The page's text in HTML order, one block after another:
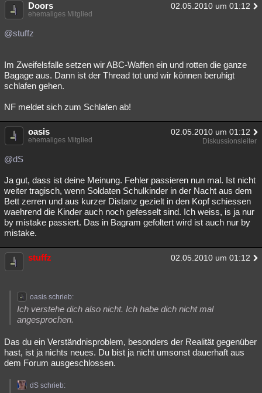
Doors 02.05.2010 um 01:12
ehemaliges Mitglied
@stuffz
Im Zweifelsfalle setzen wir ABC-Waffen ein und rotten die ganze
Bagage aus. Dann ist der Thread tot und wir können beruhigt
schlafen gehen.
NF meldet sich zum Schlafen ab!
oasis 02.05.2010 um 01:12
ehemaliges Mitglied Diskussionsleiter
@dS
Ja gut, dass ist deine Meinung. Fehler passieren nun mal. Ist nicht
weiter tragisch, wenn Soldaten Schulkinder in der Nacht aus dem
Bett zerren und aus kurzer Distanz gezielt in den Kopf schiessen
waehrend die Kinder auch noch gefesselt sind. Ich weiss, is ja nur
by mistake passiert. Das in Bagram gefoltert wird ist auch nur by
mistake.
stuffz 02.05.2010 um 01:12
oasis schrieb:
Ich verstehe dich also nicht. Ich habe dich nicht mal
angesprochen.
Das du ein Verständnisproblem, besonders der Realität gegenüber
hast, ist ja nichts neues. Du bist ja nicht umsonst dauerhaft aus
dem Forum ausgeschlossen.
dS schrieb: